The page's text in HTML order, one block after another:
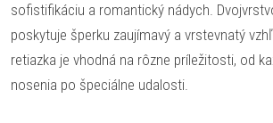
sofistifikáciu a romantický nádych.
poskytuje šperku zaujímavý a vrstevnatý
retiazka je vhodná na rôzne príležitosti, od
nosenia po špeciálne udalosti.